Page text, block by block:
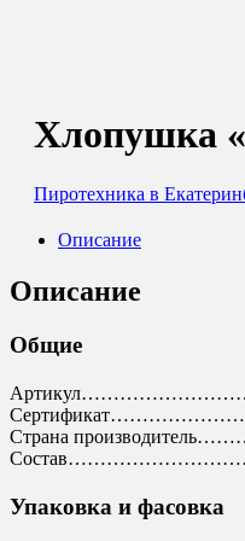
Хлопушка
Пиротехника в
Описание
Описание
Общие
Страна
Упаковка и фасовка